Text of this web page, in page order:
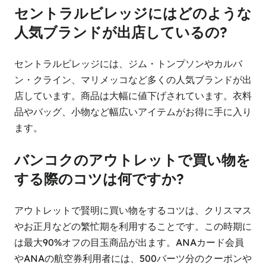
セントラルビレッジにはどのような
人気ブランドが出店しているの?
セントラルビレッジには、ジム・トンプソンやカルバ
ン・クライン、マリメッコなど多くの人気ブランドが出
店しています。商品は大幅に値下げされています。衣料
品やバッグ、小物など幅広いアイテムがお得に手に入り
ます。
バンコクのアウトレットで買い物を
する際のコツは何ですか?
アウトレットで賢明に買い物をするコツは、クリスマス
やお正月などの繁忙期を利用することです。この時期に
は最大90%オフの目玉商品が出ます。ANAカード会員
やANAの航空券利用者には、500バーツ分のクーポンや